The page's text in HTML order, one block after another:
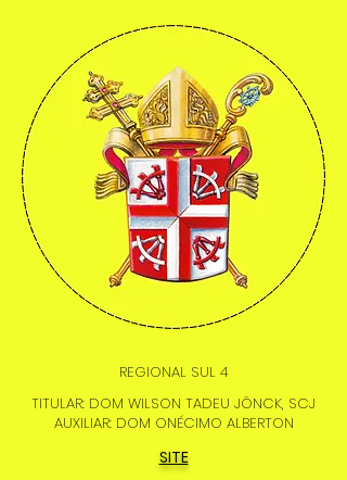
REGIONAL SUL 4
TITULAR: DOM WILSON TADEU JÖNCK, SCJ
AUXILIAR: DOM ONÉCIMO ALBERTON
SITE